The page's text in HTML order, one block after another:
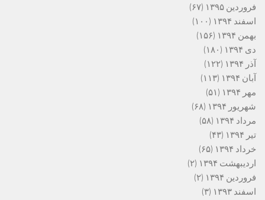
فروردین ۱۳۹۵
(۶۷)
اسفند ۱۳۹۴
(۱۰۰)
بهمن ۱۳۹۴
(۱۵۶)
دی ۱۳۹۴
(۱۸۰)
آذر ۱۳۹۴
(۱۲۲)
آبان ۱۳۹۴
(۱۱۳)
مهر ۱۳۹۴
(۵۱)
شهریور ۱۳۹۴
(۶۸)
مرداد ۱۳۹۴
(۵۸)
تیر ۱۳۹۴
(۴۳)
خرداد ۱۳۹۴
(۶۵)
اردیبهشت ۱۳۹۴
(۲)
فروردین ۱۳۹۴
(۲)
اسفند ۱۳۹۳
(۳)